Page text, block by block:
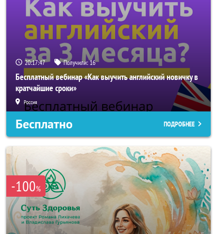
20:17:45 Получили:16
Бесплатный вебинар «Как выучить английский новичку в
кратчайшие сроки»
Россия
Бесплатно ПОДРОБНЕЕ
-100%